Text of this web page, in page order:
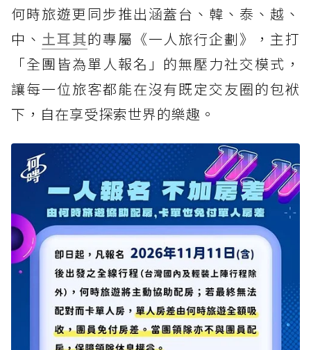
何時旅遊更同步推出涵蓋台、韓、泰、越、
中、 土耳其的專屬《一人旅行企劃》，主打
「全團皆為單人報名」的無壓力社交模式，
讓每一位旅客都能在沒有既定交友圈的包袱
下，自在享受探索世界的樂趣。